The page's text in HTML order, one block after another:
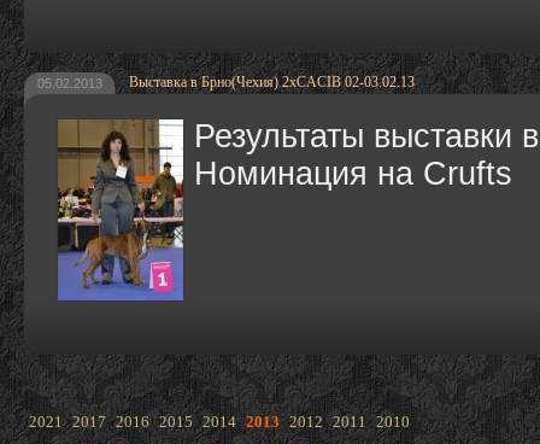
05.02.2013 Выставка в Брно(Чехия) 2хCACIB 02-03.02.13
Результаты выставки
Номинация на Crufts
2021 2017 2016 2015 2014 2013 2012 2011 2010